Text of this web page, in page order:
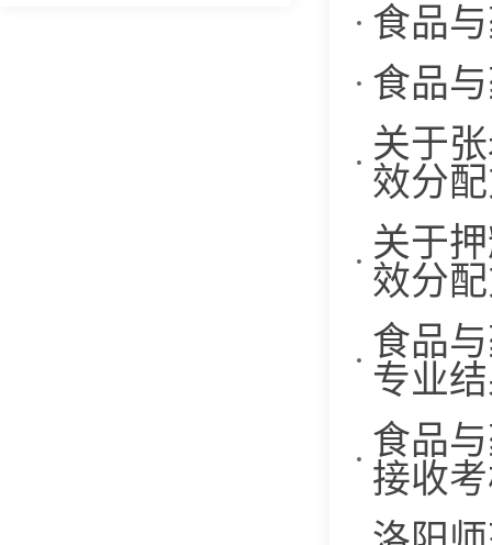
食品
食品
关于
效分
关于
效分
食品
专业
食品
接收